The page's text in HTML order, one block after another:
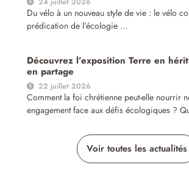
Du vélo à un nouveau style de vie : le vélo
prédication de l’écologie …
Découvrez l’exposition Terre en
en partage
22 juillet 2026
Comment la foi chrétienne peut-elle nourrir
engagement face aux défis écologiques ?
Voir toutes les actualités